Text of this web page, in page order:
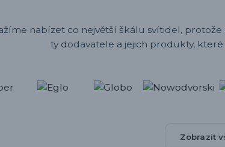
nabízet co největší škálu svítidel,
ty dodavatele a jejich produkty,
Zobrazit